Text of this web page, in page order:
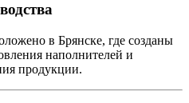
в Брянске, где созданы
наполнителей и
продукции.